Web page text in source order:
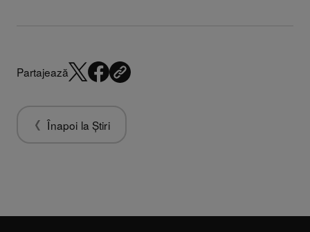
Partajează
Înapoi la Știri